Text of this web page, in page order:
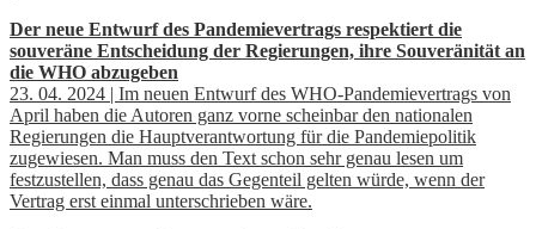
Der neue Entwurf des Pandemievertrags respektiert die
souveräne Entscheidung der Regierungen, ihre Souveränität an
die WHO abzugeben
23. 04. 2024 | Im neuen Entwurf des WHO-Pandemievertrags von
April haben die Autoren ganz vorne scheinbar den nationalen
Regierungen die Hauptverantwortung für die Pandemiepolitik
zugewiesen. Man muss den Text schon sehr genau lesen um
festzustellen, dass genau das Gegenteil gelten würde, wenn der
Vertrag erst einmal unterschrieben wäre.